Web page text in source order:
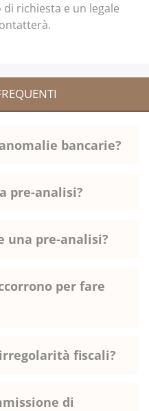
richiesta e un legale
bancarie?
pre-analisi?
una pre-analisi?
per fare
fiscali?
di